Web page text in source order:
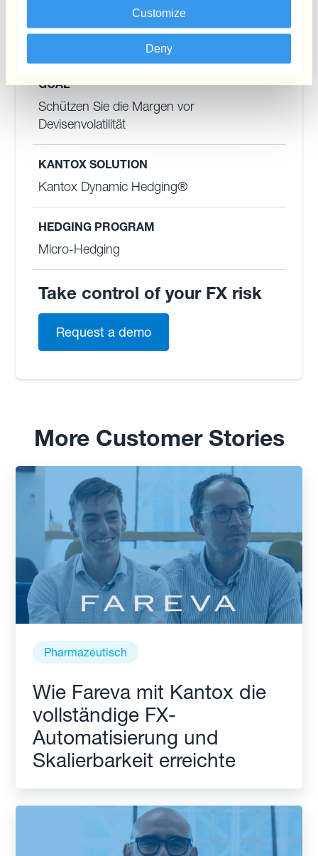
Customize
Deny
GOAL
Schützen Sie die Margen vor
Devisenvolatilität
KANTOX SOLUTION
Kantox Dynamic Hedging®
HEDGING PROGRAM
Micro-Hedging
Take control of your FX risk
Request a demo
More Customer Stories
Pharmazeutisch
Wie Fareva mit Kantox die
vollständige FX-
Automatisierung und
Skalierbarkeit erreichte